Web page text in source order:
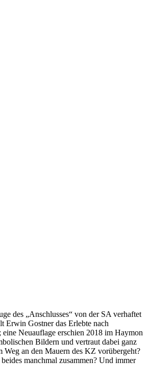
des „Anschlusses“ von der SA verhaftet
Erwin Gostner das Erlebte nach
Neuauflage erschien 2018 im Haymon
Bildern und vertraut dabei ganz
Weg an den Mauern des KZ vorübergeht?
manchmal zusammen? Und immer